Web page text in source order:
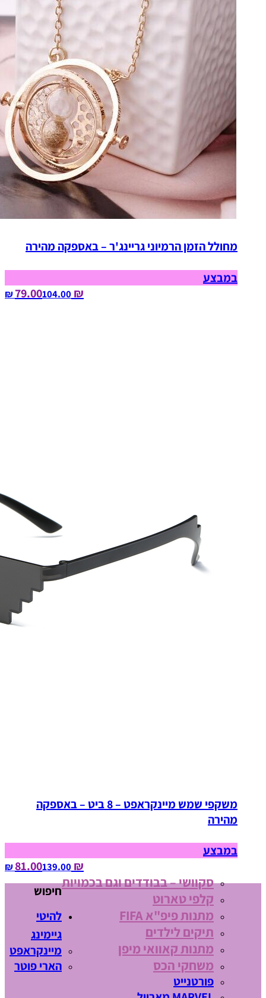
מחולל הזמן הרמיוני גריינג'ר – באספקה מהירה
במבצע
₪ 79.00
104.00‏ ₪
משקפי שמש מיינקראפט – 8 ביט – באספקה
מהירה
במבצע
₪ 81.00
139.00‏ ₪
סקוושי – בבודדים וגם בכמויות
קלפי טארוט
מתנות פיפ"א FIFA
תיקים לילדים
מתנות קאוואי מיפן
משחקי הכס
חיפוש
להיטי
גיימינג
מיינקראפט
הארי פוטר
פורטנייט